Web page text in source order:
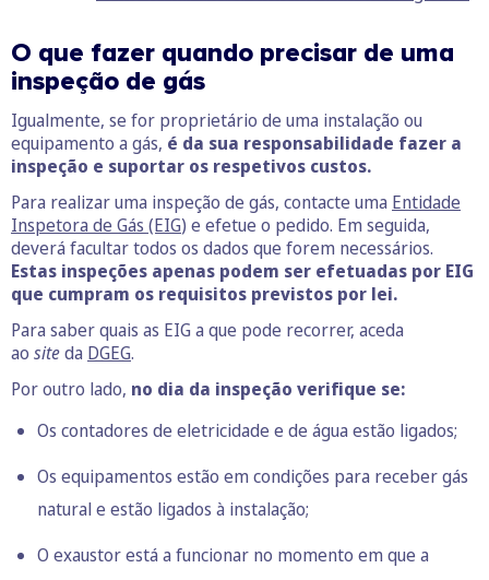
O que fazer quando precisar de uma
inspeção de gás
Igualmente, se for proprietário de uma instalação ou
equipamento a gás, é da sua responsabilidade fazer a
inspeção e suportar os respetivos custos.
Para realizar uma inspeção de gás, contacte uma Entidade
Inspetora de Gás (EIG) e efetue o pedido. Em seguida,
deverá facultar todos os dados que forem necessários.
Estas inspeções apenas podem ser efetuadas por EIG
que cumpram os requisitos previstos por lei.
Para saber quais as EIG a que pode recorrer, aceda
ao siteda DGEG.
Por outro lado, no dia da inspeção verifique se:
Os contadores de eletricidade e de água estão ligados;
Os equipamentos estão em condições para receber gás
natural e estão ligados à instalação;
O exaustor está a funcionar no momento em que a